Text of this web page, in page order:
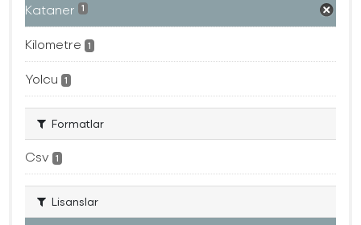
Kataner 1
Kilometre 1
Yolcu 1
Formatlar
Csv 1
Lisanslar